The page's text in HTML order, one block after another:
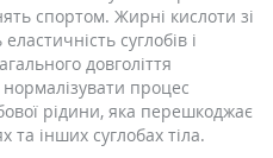
спортом. Жирні кислоти зі
суглобів і
довголіття
процес
рідини, яка перешкоджає
та інших суглобах тіла.